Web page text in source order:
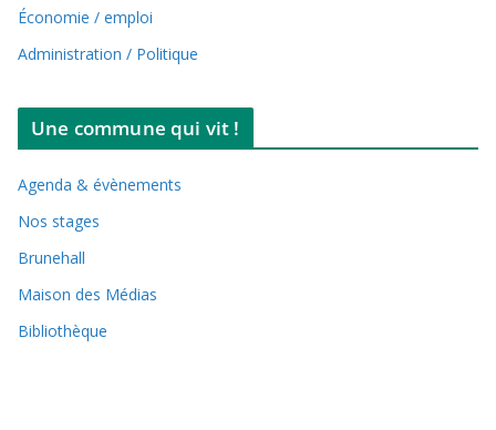
Économie / emploi
Administration / Politique
Une commune qui vit !
Agenda & évènements
Nos stages
Brunehall
Maison des Médias
Bibliothèque